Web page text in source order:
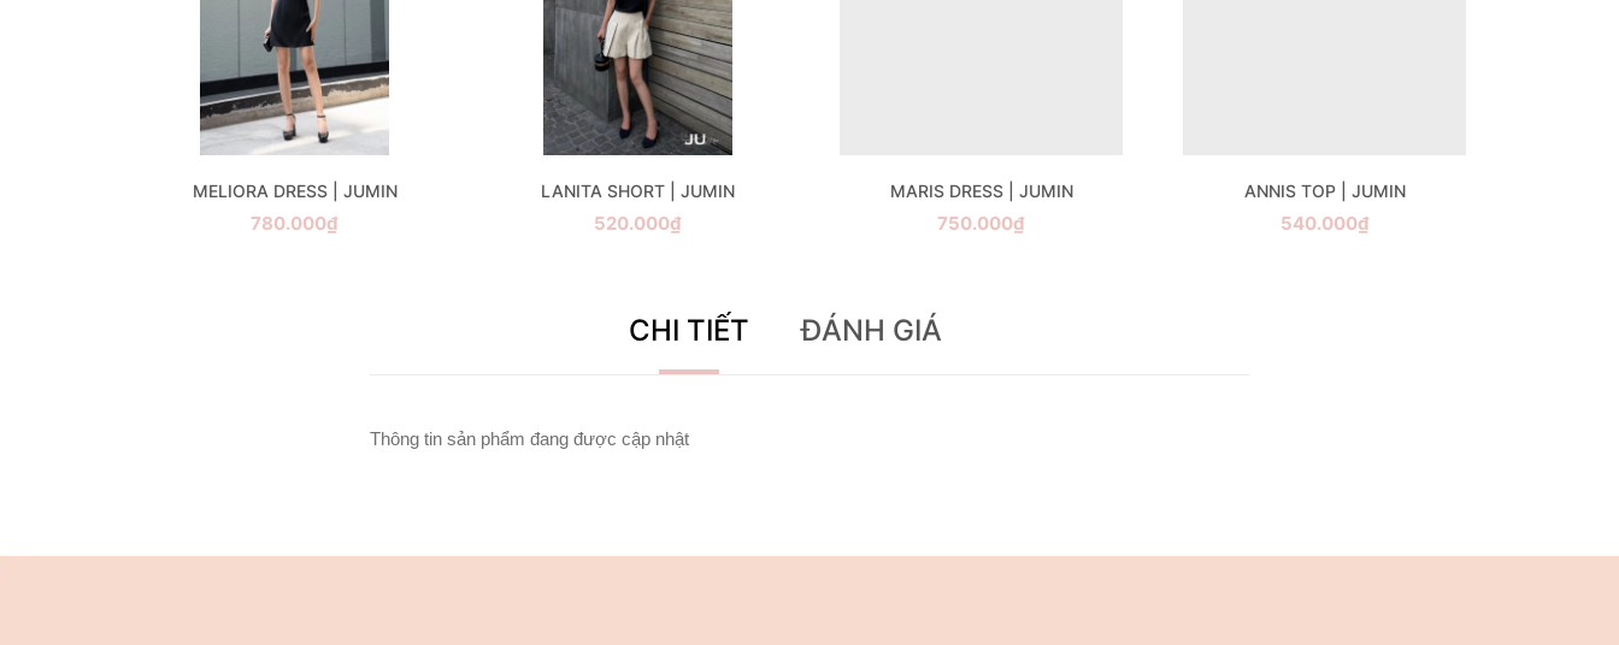
MELIORA DRESS | JUMIN
780.000₫
LANITA SHORT | JUMIN
520.000₫
MARIS DRESS | JUMIN
750.000₫
ANNIS TOP | JUMIN
540.000₫
CHI TIẾT ĐÁNH GIÁ
Thông tin sản phẩm đang được cập nhật